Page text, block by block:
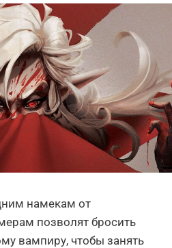
намекам от
позволят бросить
вампиру, чтобы занять